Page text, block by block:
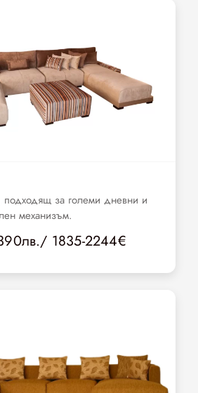
за големи дневни и
механизъм.
1835-2244€